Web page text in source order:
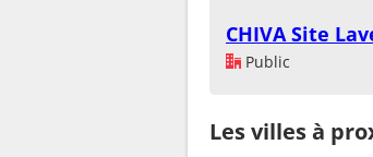
CHIVA Site
Public
Les villes à